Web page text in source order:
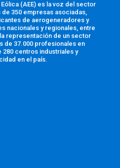
(AEE) es la voz del sector
de 350 empresas asociadas,
de aerogeneradores y
nacionales y regionales, entre
representación de un sector
de 37.000 profesionales en
280 centros industriales y
en el país.